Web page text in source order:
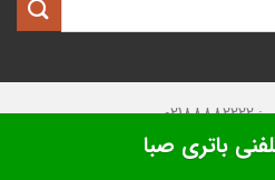
متعلق بهکیان باتری
باتری صبا